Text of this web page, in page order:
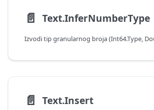
📄️ Text.InferNumberType
📄️ Text.Insert